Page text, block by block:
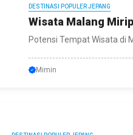
DESTINASI POPULER JEPANG
Wisata Malang
Potensi Tempat Wisata di
Mimin